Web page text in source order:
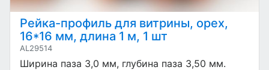
Рейка-профиль для витрины, орех,
16*16 мм, длина 1 м, 1 шт
AL29514
Ширина паза 3,0 мм, глубина паза 3,50 мм.